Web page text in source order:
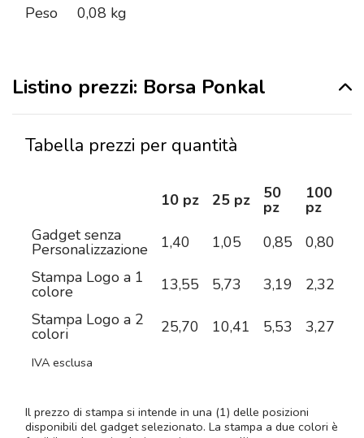
Peso 0,08 kg
Listino prezzi: Borsa Ponkal
Tabella prezzi per quantità
10 pz 25 pz 50
pz
100
pz
Gadget senza
Personalizzazione 1,40 1,05 0,85 0,80
Stampa Logo a 1
colore 13,55 5,73 3,19 2,32
Stampa Logo a 2
colori 25,70 10,41 5,53 3,27
IVA esclusa
Il prezzo di stampa si intende in una (1) delle posizioni
disponibili del gadget selezionato. La stampa a due colori è